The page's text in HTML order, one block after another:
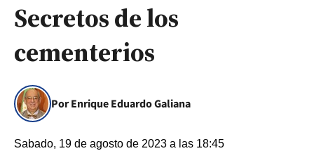
Secretos de los
cementerios
Por Enrique Eduardo Galiana
Sabado, 19 de agosto de 2023 a las 18:45